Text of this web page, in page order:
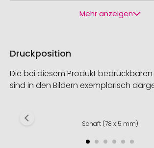
Mehr anzeigen
Druckposition
Die bei diesem Produkt
sind in den Bildern exemplarisch
Schaft (78 x 5 mm)